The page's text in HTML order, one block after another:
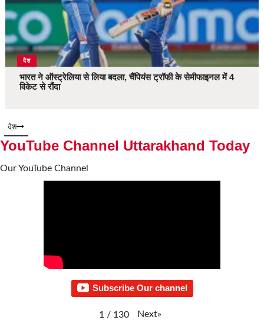
देश
भारत ने ऑस्ट्रेलिया से लिया बदला, चैंपियंस ट्रॉफी के सेमीफाइनल में 4
विकेट से रौंदा
देश
YouTube Channel Uttarakhand Today
Our YouTube Channel
Subscribe Our channel
1 / 130 Next»